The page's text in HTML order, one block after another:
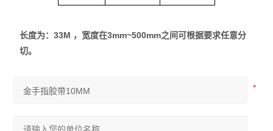
长度为：33M ，宽度在3mm~500mm之间可根据要求任意分
切。